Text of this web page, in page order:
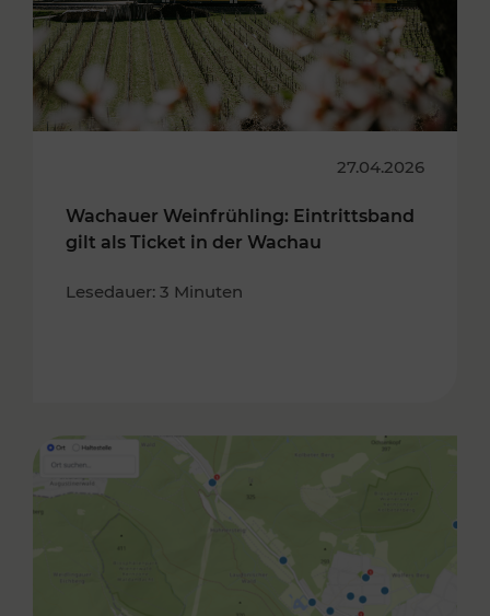
27.04.2026
Wachauer Weinfrühling: Eintrittsband
gilt als Ticket in der Wachau
Lesedauer: 3 Minuten